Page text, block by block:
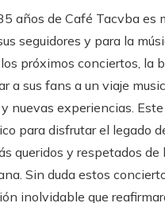
años de Café Tacvba es
seguidores y para la
próximos conciertos, la
a sus fans a un viaje
nuevas experiencias.
para disfrutar el legado
queridos y respetados de
Sin duda estos
inolvidable que